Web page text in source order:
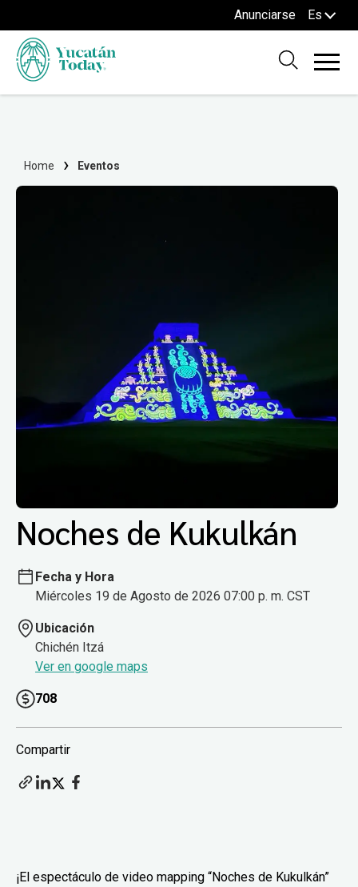
Anunciarse Es
Home Eventos
Noches de Kukulkán
Fecha y Hora
Miércoles 19 de Agosto de 2026 07:00 p. m. CST
Ubicación
Chichén Itzá
Ver en google maps
708
Compartir
¡El espectáculo de video mapping “Noches de Kukulkán”